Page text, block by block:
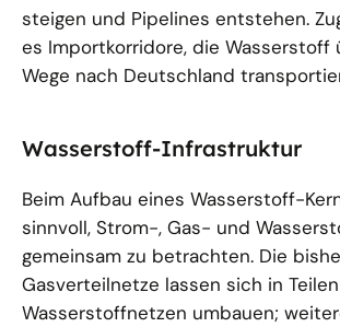
steigen und Pipelines entstehen.
es Importkorridore, die Wasserstoff
Wege nach Deutschland
Wasserstoff-Infrastruktur
Beim Aufbau eines Wasserstoff-
sinnvoll, Strom-, Gas- und
gemeinsam zu betrachten. Die
Gasverteilnetze lassen sich in
Wasserstoffnetzen umbauen;